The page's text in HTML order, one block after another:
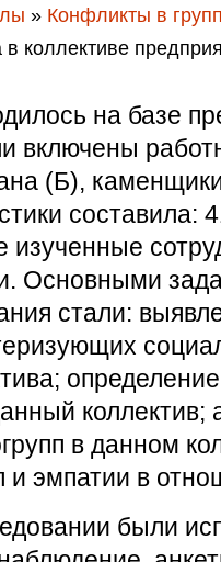
» Конфликты в
в коллективе
на базе
включены
(Б),
составила:
Основными
стали:
коллектив;
в данном
и эмпатии в
были